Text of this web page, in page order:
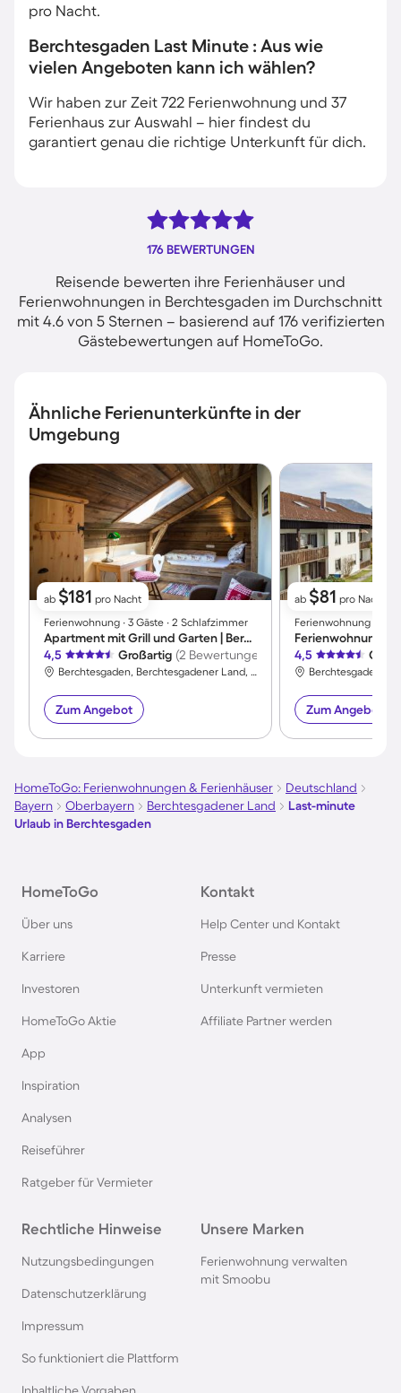
pro Nacht.
Berchtesgaden Last Minute : Aus wie
vielen Angeboten kann ich wählen?
Wir haben zur Zeit 722 Ferienwohnung und 37
Ferienhaus zur Auswahl – hier findest du
garantiert genau die richtige Unterkunft für dich.
176 BEWERTUNGEN
Reisende bewerten ihre Ferienhäuser und
Ferienwohnungen in Berchtesgaden im Durchschnitt
mit 4.6 von 5 Sternen – basierend auf 176 verifizierten
Gästebewertungen auf HomeToGo.
Ähnliche Ferienunterkünfte in der
Umgebung
ab $181 pro Nacht
Ferienwohnung ∙ 3 Gäste ∙ 2 Schlafzimmer
Apartment mit Grill und Garten | Bergblick | Haustiere erlaubt
4,5
Großartig (2 Bewertungen)
Berchtesgaden, Berchtesgadener Land, Deutschland
Zum Angebot
ab $81 pro Nacht
Ferienwohnung ∙ 4
Ferienwohnung
4,5
Zum Angebot
HomeToGo: Ferienwohnungen & Ferienhäuser
Deutschland
Bayern
Oberbayern Berchtesgadener Land
Last-minute
Urlaub in Berchtesgaden
HomeToGo
Über uns
Karriere
Investoren
HomeToGo Aktie
App
Inspiration
Analysen
Reiseführer
Ratgeber für Vermieter
Kontakt
Help Center und Kontakt
Presse
Unterkunft vermieten
Affiliate Partner werden
Rechtliche Hinweise
Nutzungsbedingungen
Datenschutzerklärung
Impressum
So funktioniert die Plattform
Unsere Marken
Ferienwohnung verwalten
mit Smoobu